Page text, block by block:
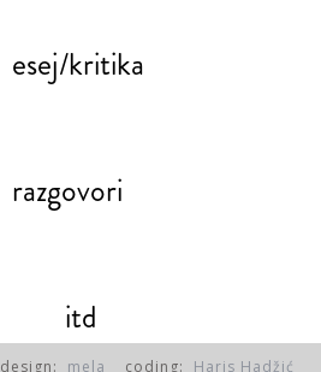
esej/kritika
razgovori
itd
design: mela coding: Haris Hadžić